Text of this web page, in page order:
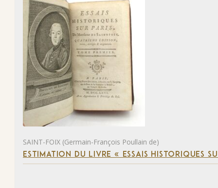
SAINT-FOIX (Germain-François Poullain de)
ESTIMATION DU LIVRE « ESSAIS HISTORIQUES